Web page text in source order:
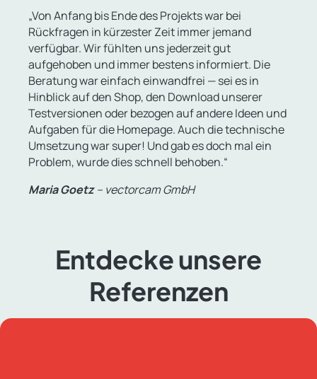
„Von Anfang bis Ende des Projekts war bei
Rückfragen in kürzester Zeit immer jemand
verfügbar. Wir fühlten uns jederzeit gut
aufgehoben und immer bestens informiert. Die
Beratung war einfach einwandfrei — sei es in
Hinblick auf den Shop, den Download unserer
Testversionen oder bezogen auf andere Ideen und
Aufgaben für die Homepage. Auch die technische
Umsetzung war super! Und gab es doch mal ein
Problem, wurde dies schnell behoben.“
Maria Goetz– vectorcam GmbH
Entdecke unsere
Referenzen